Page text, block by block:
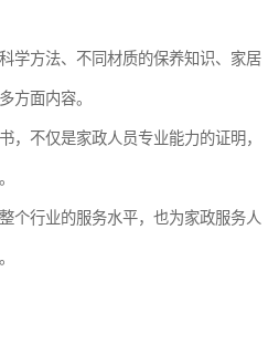
学方法、不同材质的保养知识、家居
方面内容。
，不仅是家政人员专业能力的证明，
个行业的服务水平，也为家政服务人